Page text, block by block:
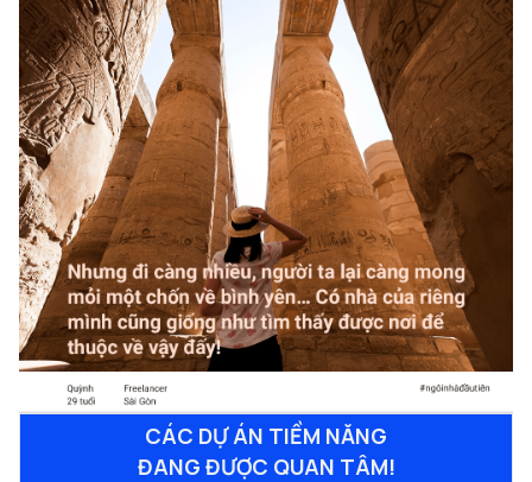
CÁC DỰ ÁN TIỀM NĂNG
ĐANG ĐƯỢC QUAN TÂM!